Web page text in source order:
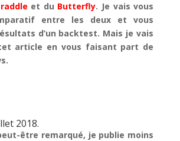
et du Butterfly. Je vais vous
entre les deux et vous
d’un backtest. Mais je vais
article en vous faisant part de
2018.
être remarqué, je publie moins